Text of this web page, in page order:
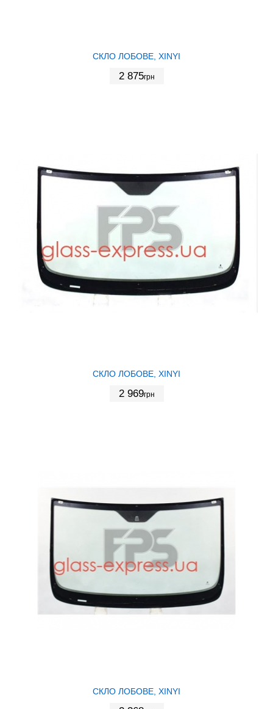
СКЛО ЛОБОВЕ, XINYI
2 875грн
СКЛО ЛОБОВЕ, XINYI
2 969грн
СКЛО ЛОБОВЕ, XINYI